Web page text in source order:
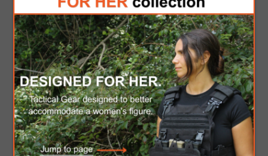
CENTURY WORLD
ELITE SHIN GUARD